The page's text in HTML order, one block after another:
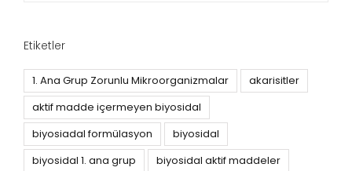
Etiketler
1. Ana Grup Zorunlu Mikroorganizmalar
akarisitler
aktif madde içermeyen biyosidal
biyosiadal formülasyon
biyosidal
biyosidal 1. ana grup
biyosidal aktif maddeler